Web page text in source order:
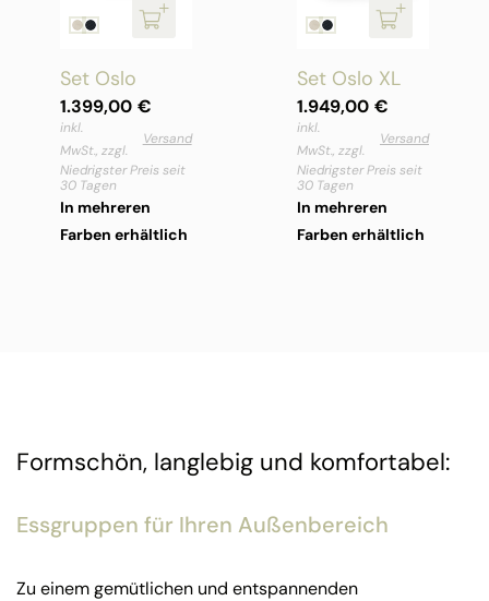
Set Oslo
1.399,00 €
inkl.
MwSt., zzgl.
Versand
Niedrigster Preis seit
30 Tagen
In mehreren
Farben erhältlich
Set Oslo XL
1.949,00 €
inkl.
MwSt., zzgl.
Versand
Niedrigster Preis seit
30 Tagen
In mehreren
Farben erhältlich
Formschön, langlebig und komfortabel:
Essgruppen für Ihren Außenbereich
Zu einem gemütlichen und entspannenden